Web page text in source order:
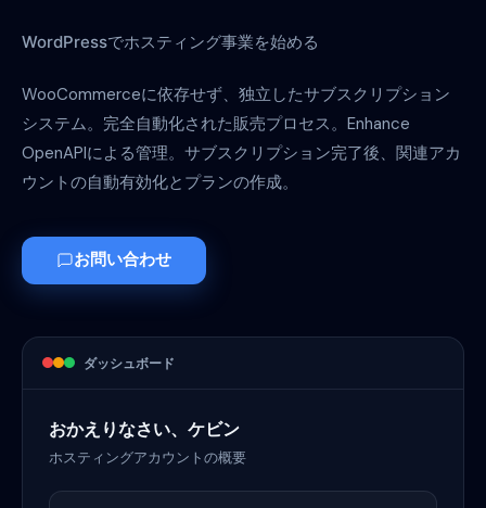
WordPressでホスティング事業を始める
WooCommerceに依存せず、独立したサブスクリプション
システム。完全自動化された販売プロセス。Enhance
OpenAPIによる管理。サブスクリプション完了後、関連アカ
ウントの自動有効化とプランの作成。
お問い合わせ
ダッシュボード
おかえりなさい、ケビン
ホスティングアカウントの概要